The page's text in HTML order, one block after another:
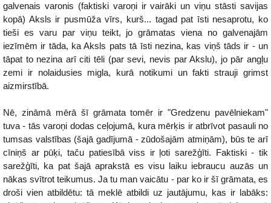
galvenais varonis (faktiski varoņi ir vairāki un viņu stāsti savijas
kopā) Aksls ir pusmūža vīrs, kurš... tagad pat īsti nesaprotu, ko
tieši es varu par viņu teikt, jo grāmatas viena no galvenajām
iezīmēm ir tāda, ka Aksls pats tā īsti nezina, kas viņš tāds ir - un
tāpat to nezina arī citi tēli (par sevi, nevis par Akslu), jo pār angļu
zemi ir nolaidusies migla, kurā notikumi un fakti strauji grimst
aizmirstībā.
Nē, zināmā mērā šī grāmata tomēr ir "Gredzenu pavēlniekam"
tuva - tās varoņi dodas ceļojumā, kura mērķis ir atbrīvot pasauli no
tumsas valstības (šajā gadījumā - zūdošajām atmiņām), būs te arī
cīniņš ar pūķi, taču patiesībā viss ir ļoti sarežģīti. Faktiski - tik
sarežģīti, ka pat šajā aprakstā es visu laiku iebraucu auzās un
nākas svītrot teikumus. Ja tu man vaicātu - par ko ir šī grāmata, es
droši vien atbildētu: tā meklē atbildi uz jautājumu, kas ir labāks: